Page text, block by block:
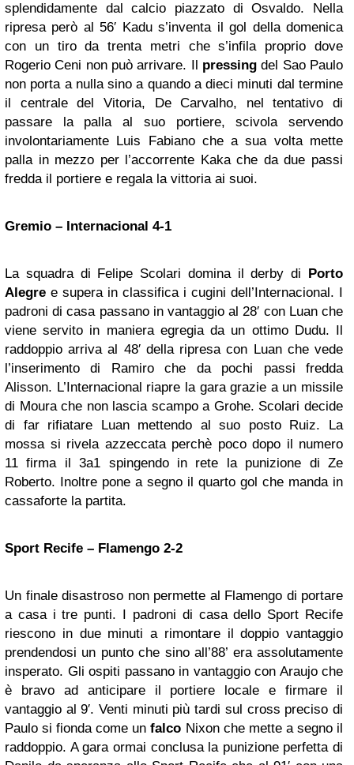
splendidamente dal calcio piazzato di Osvaldo. Nella
ripresa però al 56′ Kadu s’inventa il gol della domenica
con un tiro da trenta metri che s’infila proprio dove
Rogerio Ceni non può arrivare. Il pressing del Sao Paulo
non porta a nulla sino a quando a dieci minuti dal termine
il centrale del Vitoria, De Carvalho, nel tentativo di
passare la palla al suo portiere, scivola servendo
involontariamente Luis Fabiano che a sua volta mette
palla in mezzo per l’accorrente Kaka che da due passi
fredda il portiere e regala la vittoria ai suoi.
Gremio – Internacional 4-1
La squadra di Felipe Scolari domina il derby di
Porto
Alegre e supera in classifica i cugini dell’Internacional. I
padroni di casa passano in vantaggio al 28′ con Luan che
viene servito in maniera egregia da un ottimo Dudu. Il
raddoppio arriva al 48′ della ripresa con Luan che vede
l’inserimento di Ramiro che da pochi passi fredda
Alisson. L’Internacional riapre la gara grazie a un missile
di Moura che non lascia scampo a Grohe. Scolari decide
di far rifiatare Luan mettendo al suo posto Ruiz. La
mossa si rivela azzeccata perchè poco dopo il numero
11 firma il 3a1 spingendo in rete la punizione di Ze
Roberto. Inoltre pone a segno il quarto gol che manda in
cassaforte la partita.
Sport Recife – Flamengo 2-2
Un finale disastroso non permette al Flamengo di portare
a casa i tre punti. I padroni di casa dello Sport Recife
riescono in due minuti a rimontare il doppio vantaggio
prendendosi un punto che sino all’88’ era assolutamente
insperato. Gli ospiti passano in vantaggio con Araujo che
è bravo ad anticipare il portiere locale e firmare il
vantaggio al 9′. Venti minuti più tardi sul cross preciso di
Paulo si fionda come unfalco Nixon che mette a segno il
raddoppio. A gara ormai conclusa la punizione perfetta di